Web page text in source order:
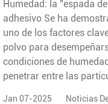
Humedad: la "espada
adhesivo Se ha
uno de los factores
polvo para
condiciones de
penetrar entre las
Jan 07-2025 Noticias